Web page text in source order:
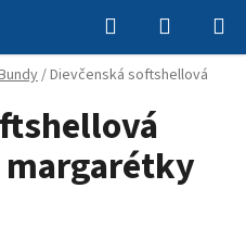
Hľadať
KOŠÍK
/Dievčenská softshellová